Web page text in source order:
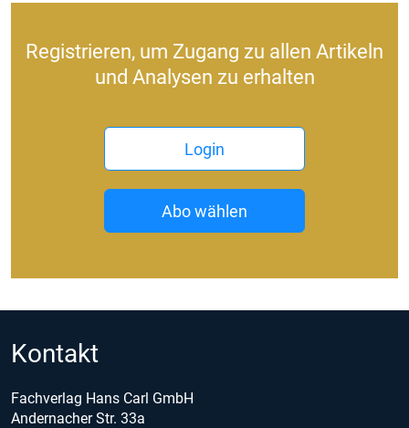
Registrieren, um Zugang zu allen Artikeln
und Analysen zu erhalten
Login
Abo wählen
Kontakt
Fachverlag Hans Carl GmbH
Andernacher Str. 33a